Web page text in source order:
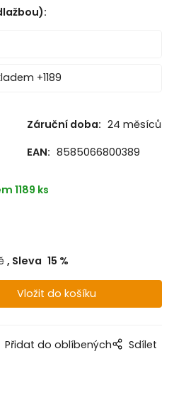
:
+1189
Záruční doba: 24 měsíců
EAN: 8585066800389
1189 ks
Sleva 15 %
Přidat do oblíbených Sdílet